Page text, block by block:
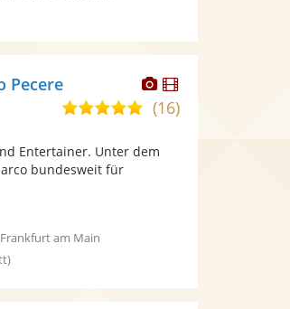
Dieser
Künstler
stellt
bereit.
Dieser
Künstler
Pecere
5,0
5
(16)
Entertainer. Unter dem
bundesweit für
am Main